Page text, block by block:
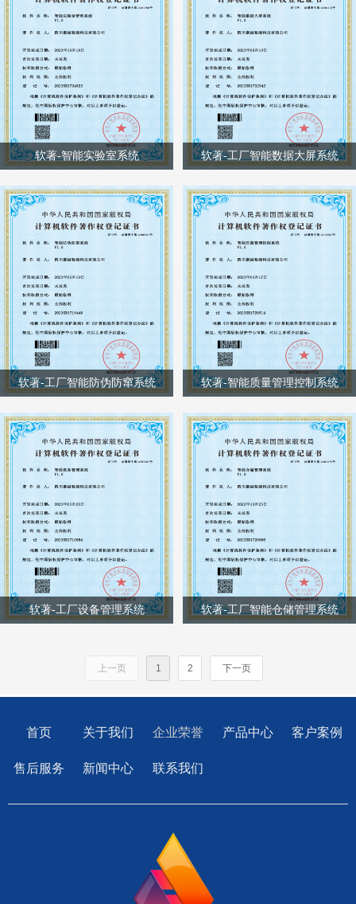
软著-智能实验室系统 软著-工厂智能数据大屏系统
软著-工厂智能防伪防窜系统 软著-智能质量管理控制系统
软著-工厂设备管理系统 软著-工厂智能仓储管理系统
上一页 1 2 下一页
首页 关于我们 产品中心 客户案例
售后服务 新闻中心 联系我们
企业荣誉